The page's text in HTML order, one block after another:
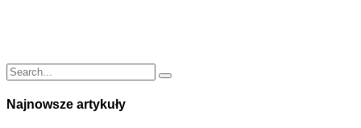
Najnowsze artykuły